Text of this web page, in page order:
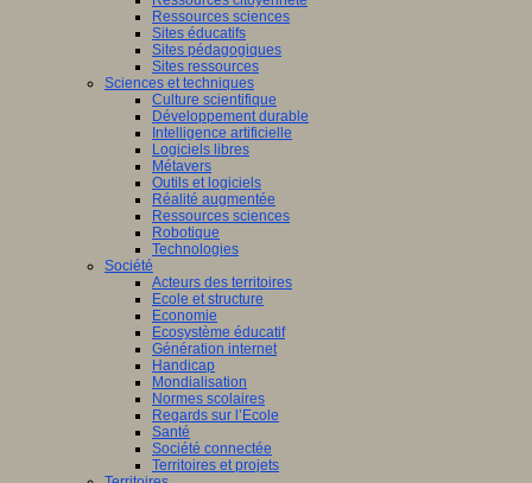
Ressources sciences
Sites éducatifs
Sites pédagogiques
Sites ressources
Sciences et techniques
Culture scientifique
Développement durable
Intelligence artificielle
Logiciels libres
Métavers
Outils et logiciels
Réalité augmentée
Ressources sciences
Robotique
Technologies
Société
Acteurs des territoires
Ecole et structure
Economie
Ecosystème éducatif
Génération internet
Handicap
Mondialisation
Normes scolaires
Regards sur l’Ecole
Santé
Société connectée
Territoires et projets